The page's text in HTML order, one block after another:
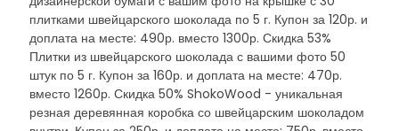
плитками швейцарского шоколада по 5 г. Купон за 120р. и
доплата на месте: 490р. вместо 1300р. Скидка 53%
Плитки из швейцарского шоколада с вашими фото 50
штук по 5 г. Купон за 160р. и доплата на месте: 470р.
вместо 1260р. Скидка 50% ShokoWood - уникальная
резная деревянная коробка со швейцарским шоколадом